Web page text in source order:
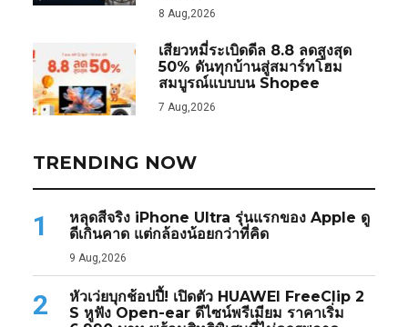
8 Aug,2026
เสียวหมี่ระเบิดดีล 8.8 ลดสูงสุด
50% ดันทุกบ้านสู่สมาร์ทโฮม
สมบูรณ์แบบบน Shopee
7 Aug,2026
TRENDING NOW
1
หลุดสีจริง iPhone Ultra รุ่นแรกของ Apple ดู
ดีเกินคาด แต่กล้องน้อยกว่าที่คิด
9 Aug,2026
2
หัวเว่ยบุกช้อปปี้! เปิดตัว HUAWEI FreeClip 2
S หูฟัง Open-ear ดีไซน์พรีเมียม ราคาเริ่ม